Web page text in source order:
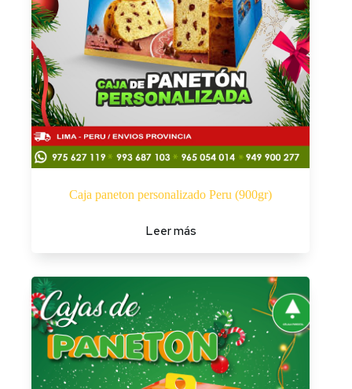
Caja paneton personalizado Peru (900gr)
Leer más